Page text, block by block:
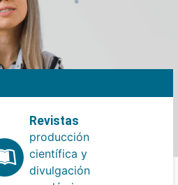
Revistas
producción
científica y
divulgación